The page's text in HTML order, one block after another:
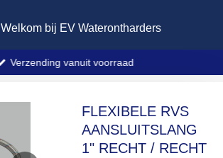
Welkom bij EV Waterontharders
Verzending vanuit voorraad
FLEXIBELE RVS
AANSLUITSLANG
1" RECHT / RECHT